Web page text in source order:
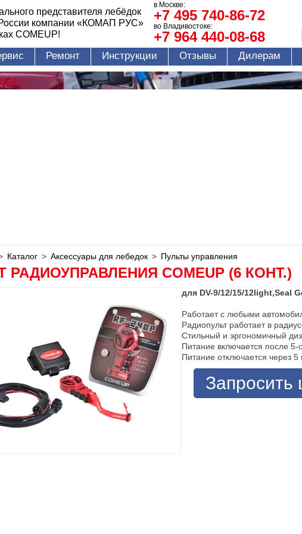
представителя лебёдок
компании «КОМАП РУС»
COMEUP!
в Москве:
+7 495 740-86-72
во Владивостоке:
+7 964 440-08-68
Ремонт Инструкции Отзывы Дилерам
Каталог > Аксессуары для лебедок > Пульты управления
РАДИОУПРАВЛЕНИЯ COMEUP (6 КОНТ.)
для DV-9/12/15/12light,Seal
Работает с любыми
Радиопульт работает в
Стильный и эргономичный
Питание включается после 5-
Питание отключается через
Запросить